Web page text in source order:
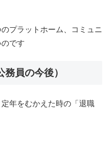
プラットホーム、コミュニ
です
員の今後）
年をむかえた時の「退職